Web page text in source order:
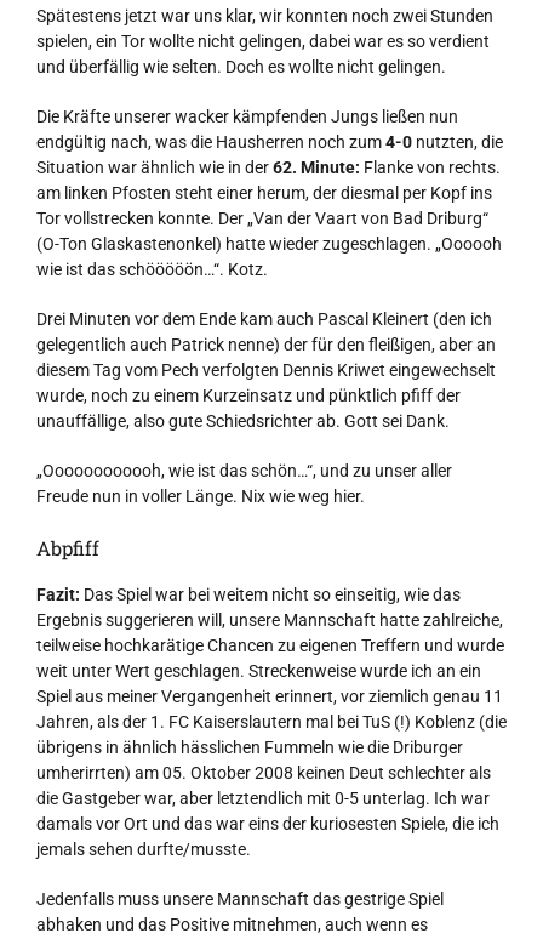
Spätestens jetzt war uns klar, wir konnten noch zwei Stunden
spielen, ein Tor wollte nicht gelingen, dabei war es so verdient
und überfällig wie selten. Doch es wollte nicht gelingen.
Die Kräfte unserer wacker kämpfenden Jungs ließen nun
endgültig nach, was die Hausherren noch zum4-0 nutzten, die
Situation war ähnlich wie in der62. Minute: Flanke von rechts.
am linken Pfosten steht einer herum, der diesmal per Kopf ins
Tor vollstrecken konnte. Der „Van der Vaart von Bad Driburg“
(O-Ton Glaskastenonkel) hatte wieder zugeschlagen. „Oooooh
wie ist das schööööön…“. Kotz.
Drei Minuten vor dem Ende kam auch Pascal Kleinert (den ich
gelegentlich auch Patrick nenne) der für den fleißigen, aber an
diesem Tag vom Pech verfolgten Dennis Kriwet eingewechselt
wurde, noch zu einem Kurzeinsatz und pünktlich pfiff der
unauffällige, also gute Schiedsrichter ab. Gott sei Dank.
„Oooooooooooh, wie ist das schön…“, und zu unser aller
Freude nun in voller Länge. Nix wie weg hier.
Abpfiff
Fazit: Das Spiel war bei weitem nicht so einseitig, wie das
Ergebnis suggerieren will, unsere Mannschaft hatte zahlreiche,
teilweise hochkarätige Chancen zu eigenen Treffern und wurde
weit unter Wert geschlagen. Streckenweise wurde ich an ein
Spiel aus meiner Vergangenheit erinnert, vor ziemlich genau 11
Jahren, als der 1. FC Kaiserslautern mal bei TuS (!) Koblenz (die
übrigens in ähnlich hässlichen Fummeln wie die Driburger
umherirrten) am 05. Oktober 2008 keinen Deut schlechter als
die Gastgeber war, aber letztendlich mit 0-5 unterlag. Ich war
damals vor Ort und das war eins der kuriosesten Spiele, die ich
jemals sehen durfte/musste.
Jedenfalls muss unsere Mannschaft das gestrige Spiel
abhaken und das Positive mitnehmen, auch wenn es